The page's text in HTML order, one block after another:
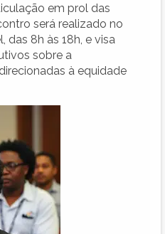
em prol das
será realizado no
das 8h às 18h, e visa
sobre a
à equidade